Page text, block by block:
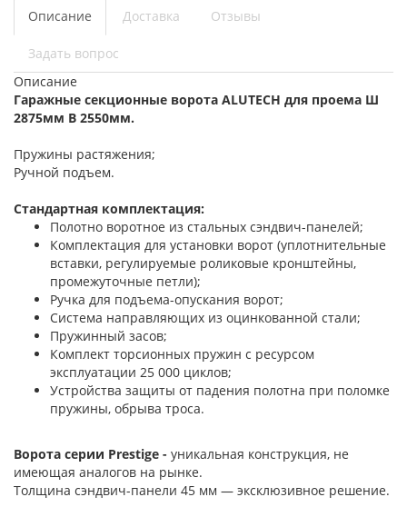
Описание Доставка Отзывы
Задать вопрос
Описание
Гаражные секционные ворота ALUTECH для проема Ш
2875мм В 2550мм.
Пружины растяжения;
Ручной подъем.
Стандартная комплектация:
Полотно воротное из стальных сэндвич-панелей;
Комплектация для установки ворот (уплотнительные
вставки, регулируемые роликовые кронштейны,
промежуточные петли);
Ручка для подъема-опускания ворот;
Система направляющих из оцинкованной стали;
Пружинный засов;
Комплект торсионных пружин с ресурсом
эксплуатации 25 000 циклов;
Устройства защиты от падения полотна при поломке
пружины, обрыва троса.
Ворота серии Prestige - уникальная конструкция, не
имеющая аналогов на рынке.
Толщина сэндвич-панели 45 мм — эксклюзивное решение.